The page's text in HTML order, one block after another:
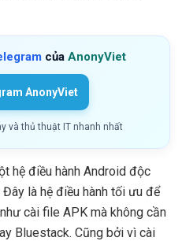
của AnonyViet
AnonyViet
và thủ thuật IT nhanh nhất
hệ điều hành Android độc
là hệ điều hành tối ưu để
cài file APK mà không cần
Bluestack. Cũng bởi vì cài